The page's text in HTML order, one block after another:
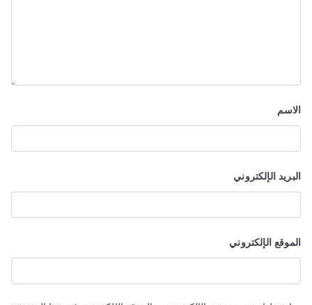
الاسم
البريد الإلكتروني
الموقع الإلكتروني